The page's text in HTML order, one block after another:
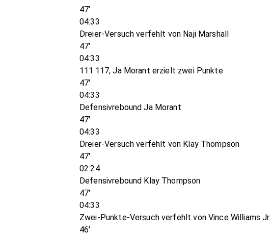
47'
04:33
Dreier-Versuch verfehlt von Naji Marshall
47'
04:33
111:117, Ja Morant erzielt zwei Punkte
47'
04:33
Defensivrebound Ja Morant
47'
04:33
Dreier-Versuch verfehlt von Klay Thompson
47'
02:24
Defensivrebound Klay Thompson
47'
04:33
Zwei-Punkte-Versuch verfehlt von Vince Williams Jr.
46'